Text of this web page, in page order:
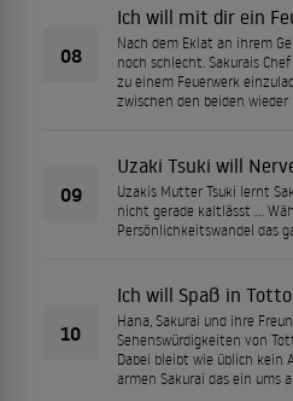
08
Ich will mit dir ein
Nach dem Eklat an ihrem
noch schlecht. Sakurais
zu einem Feuerwerk
zwischen den beiden
09
Uzaki Tsuki will
Uzakis Mutter Tsuki lernt
nicht gerade kaltlässt …
Persönlichkeitswandel das
10
Ich will Spaß in
Hana, Sakurai und ihre
Sehenswürdigkeiten von
Dabei bleibt wie üblich kein
armen Sakurai das ein ums